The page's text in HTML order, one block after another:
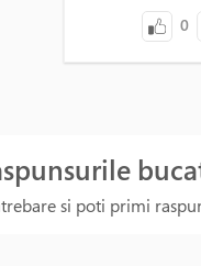
0
si poti primi